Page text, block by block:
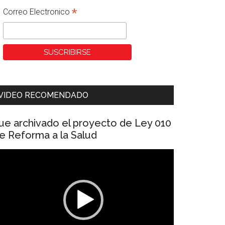
Correo Electronico *
RECOMENDADO
archivado el proyecto de Ley 010
Reforma a la Salud